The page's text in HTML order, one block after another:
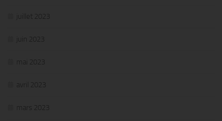
juillet 2023
juin 2023
mai 2023
avril 2023
mars 2023